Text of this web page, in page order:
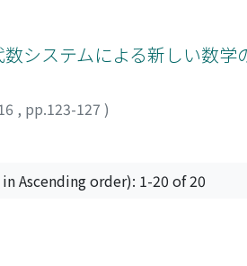
for I_{G} to be
graphs G with the above property,
システムによる新しい数学
, pp.123-127 )
Ascending order): 1-20 of 20